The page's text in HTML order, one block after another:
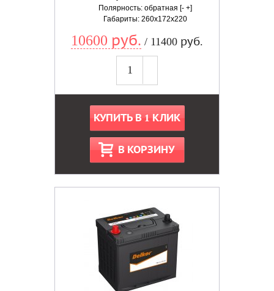
Полярность: обратная [- +]
Габариты: 260x172x220
10600 руб. / 11400 руб.
КУПИТЬ В 1 КЛИК
В КОРЗИНУ